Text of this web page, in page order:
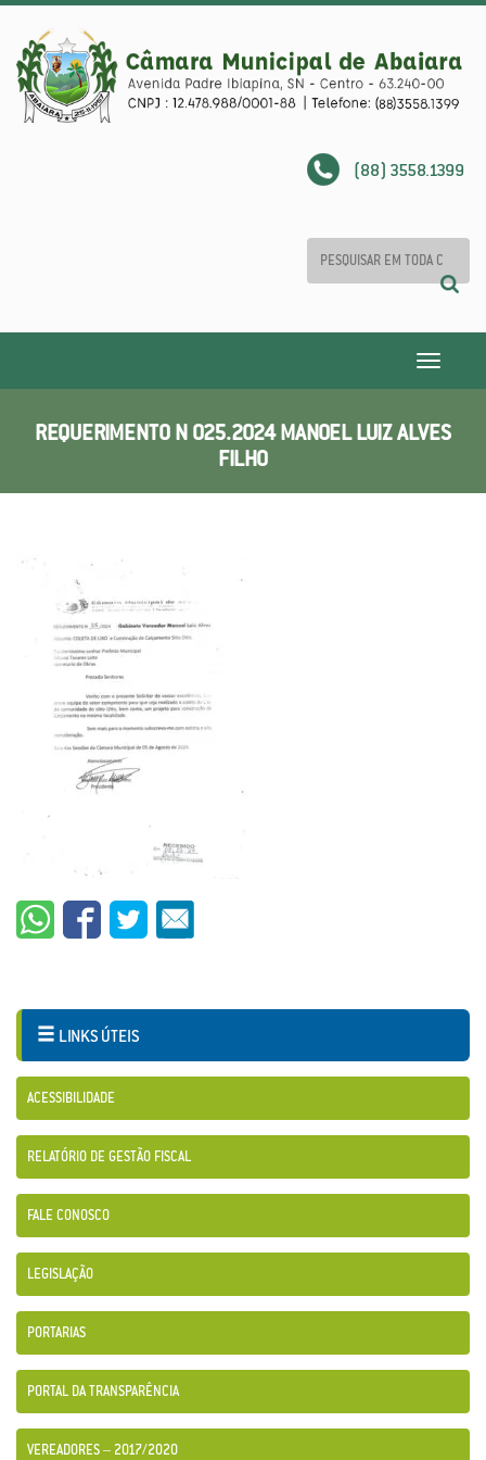
(88) 3558.1399
Toggle
REQUERIMENTO N 025.2024 MANOEL LUIZ ALVES
FILHO
LINKS ÚTEIS
ACESSIBILIDADE
RELATÓRIO DE GESTÃO FISCAL
FALE CONOSCO
LEGISLAÇÃO
PORTARIAS
PORTAL DA TRANSPARÊNCIA
VEREADORES – 2017/2020